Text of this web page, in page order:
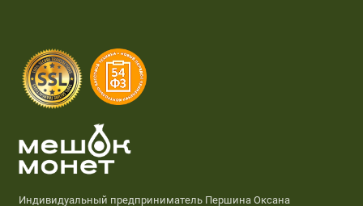
Индивидуальный предприниматель Першина Оксана